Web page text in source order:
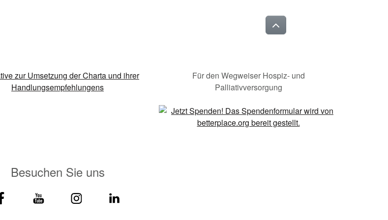
Für den Wegweiser Hospiz- und
Palliativversorgung
Besuchen Sie uns